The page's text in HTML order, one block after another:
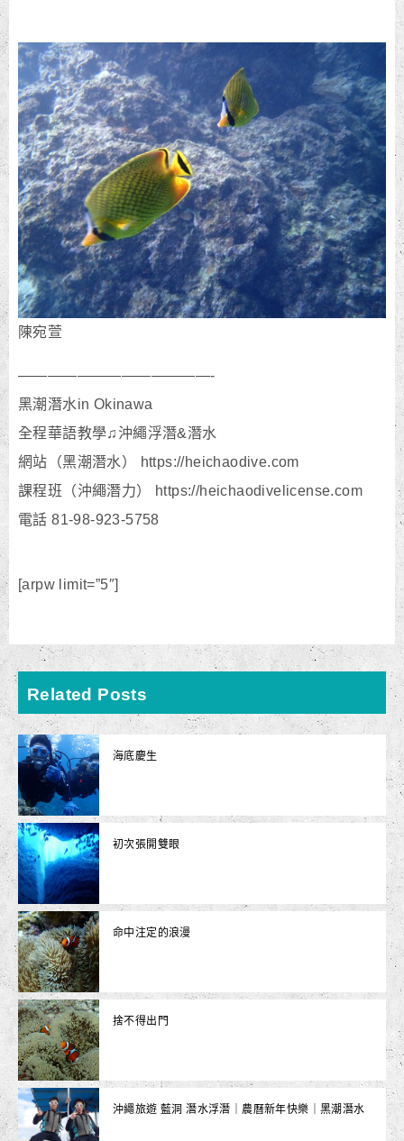
陳宛萱
—————————————-
黑潮潛水in Okinawa
全程華語教學♫沖繩浮潛&潛水
網站（黑潮潛水） https://heichaodive.com
課程班（沖繩潛力） https://heichaodivelicense.com
電話 81-98-923-5758
[arpw limit=”5″]
Related Posts
海底慶生
初次張開雙眼
命中注定的浪漫
捨不得出門
沖繩旅遊 藍洞 潛水浮潛｜農曆新年快樂｜黑潮潛水